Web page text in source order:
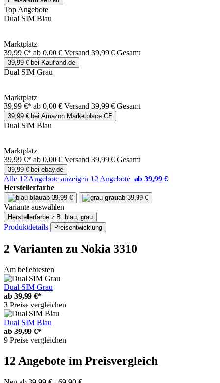
Top Angebote
Dual SIM Blau
Marktplatz
39,99 €* ab 0,00 € Versand 39,99 € Gesamt
39,99 € bei Kaufland.de
Dual SIM Grau
Marktplatz
39,99 €* ab 0,00 € Versand 39,99 € Gesamt
39,99 € bei Amazon Marketplace CE
Dual SIM Blau
Marktplatz
39,99 €* ab 0,00 € Versand 39,99 € Gesamt
39,99 € bei ebay.de
Alle 12 Angebote anzeigen 12 Angebote ab 39,99 €
Herstellerfarbe
blauab 39,99 € grauab 39,99 €
Variante auswählen
Herstellerfarbe z.B. blau, grau
Produktdetails Preisentwicklung
2 Varianten zu Nokia 3310
Am beliebtesten
Dual SIM Grau
ab 39,99 €*
3 Preise vergleichen
Dual SIM Blau
ab 39,99 €*
9 Preise vergleichen
12 Angebote im Preisvergleich